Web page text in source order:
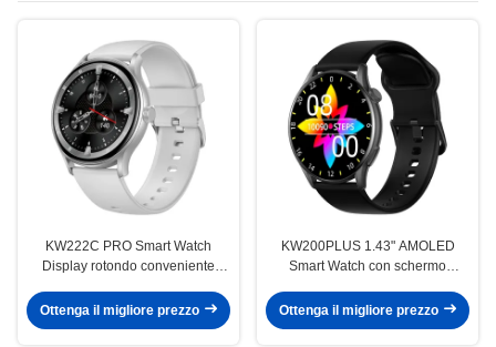
KW222C PRO Smart Watch
Display rotondo conveniente
Ottenga il migliore prezzo
KW200PLUS 1.43" AMOLED
Smart Watch con schermo
Ottenga il migliore prezzo